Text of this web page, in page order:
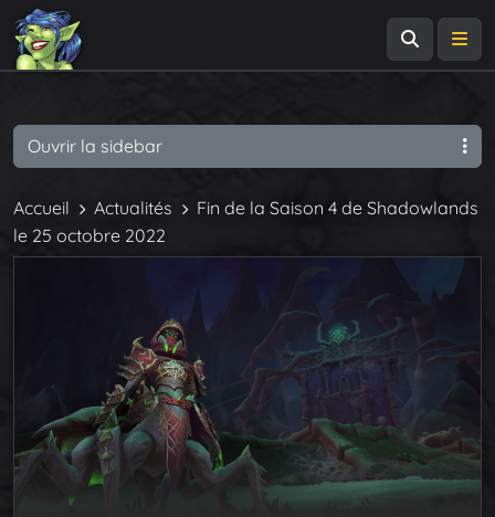
Accueil Actualités
Fin de la Saison 4 de Shadowlands
le 25 octobre 2022
Ouvrir la sidebar